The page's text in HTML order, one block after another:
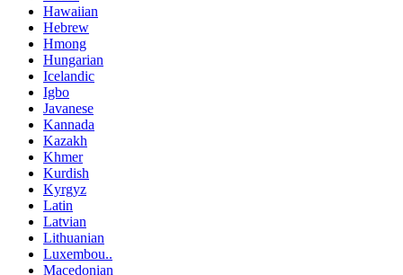
Hawaiian
Hebrew
Hmong
Hungarian
Icelandic
Igbo
Javanese
Kannada
Kazakh
Khmer
Kurdish
Kyrgyz
Latin
Latvian
Lithuanian
Luxembou..
Macedonian